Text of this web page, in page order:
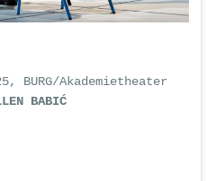
BURG/Akademietheater
BABIĆ